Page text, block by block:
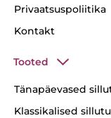
Privaatsuspoliitika
Kontakt
Tooted
Tänapäevased
Klassikalised